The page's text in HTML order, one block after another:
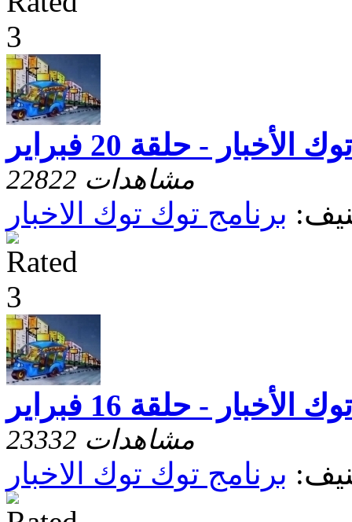
الأخبار - حلقة 20 فبراير
22822 مشاهدات
برنامج توك توك الاخبار
الأخبار - حلقة 16 فبراير
23332 مشاهدات
برنامج توك توك الاخبار